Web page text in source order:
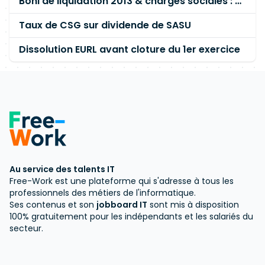
Taux de CSG sur dividende de SASU
Dissolution EURL avant cloture du 1er exercice
Au service des talents IT
Free-Work est une plateforme qui s'adresse à tous les
professionnels des métiers de l'informatique.
Ses contenus et son jobboard IT sont mis à disposition
100% gratuitement pour les indépendants et les salariés du
secteur.